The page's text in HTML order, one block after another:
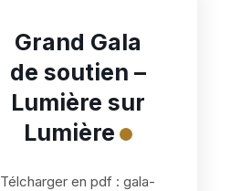
Grand Gala
de soutien –
Lumière sur
Lumière
Télcharger en pdf : gala-